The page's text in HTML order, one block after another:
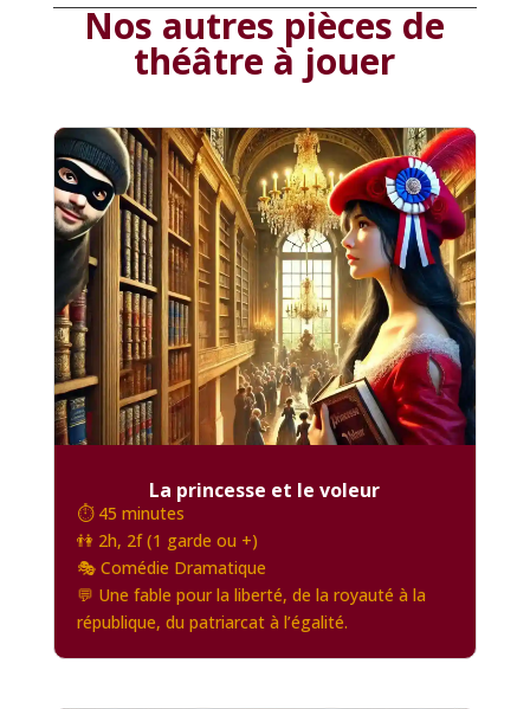
Nos autres pièces de
théâtre à jouer
La princesse et le voleur
⏱️ 45 minutes
👫 2h, 2f (1 garde ou +)
🎭 Comédie Dramatique
💬 Une fable pour la liberté, de la royauté à la
république, du patriarcat à l’égalité.